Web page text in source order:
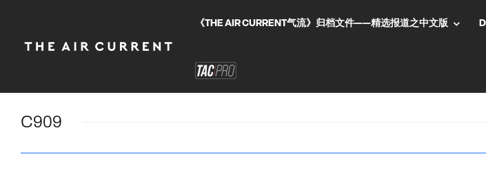
《THE AIR CURRENT气流》归档文件——精选报道之中文版
C909